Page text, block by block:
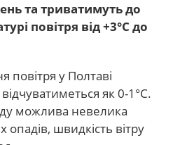
та триватимуть до
повітря від +3°С до
повітря у Полтаві
як 0-1°С.
можлива невелика
опадів, швидкість вітру